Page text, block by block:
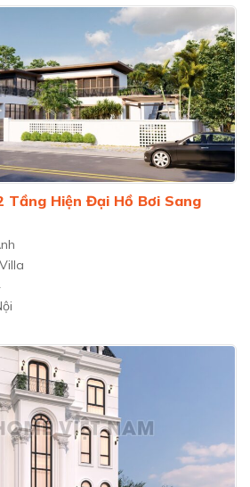
Tầng Hiện Đại Hồ Bơi Sang